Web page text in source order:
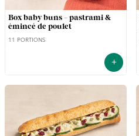
box baby buns - pastrami &
émincé de poulet
11 PORTIONS
+